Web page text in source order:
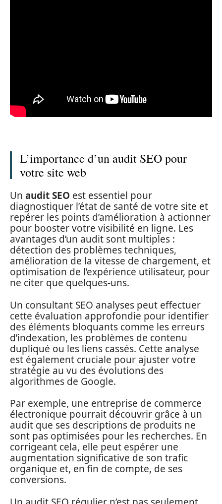
L’importance d’un audit SEO pour
votre site web
Un audit SEO est essentiel pour
diagnostiquer l’état de santé de votre site et
repérer les points d’amélioration à actionner
pour booster votre visibilité en ligne. Les
avantages d’un audit sont multiples :
détection des problèmes techniques,
amélioration de la vitesse de chargement, et
optimisation de l’expérience utilisateur, pour
ne citer que quelques-uns.
Un consultant SEO analyses peut effectuer
cette évaluation approfondie pour identifier
des éléments bloquants comme les erreurs
d’indexation, les problèmes de contenu
dupliqué ou les liens cassés. Cette analyse
est également cruciale pour ajuster votre
stratégie au vu des évolutions des
algorithmes de Google.
Par exemple, une entreprise de commerce
électronique pourrait découvrir grâce à un
audit que ses descriptions de produits ne
sont pas optimisées pour les recherches. En
corrigeant cela, elle peut espérer une
augmentation significative de son trafic
organique et, en fin de compte, de ses
conversions.